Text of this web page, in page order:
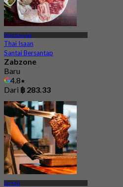
Watcharapol
Thai Isaan
Santai Bersantap
Zabzone
Baru
4.8
Dari ฿ 283.33
Sai Mai